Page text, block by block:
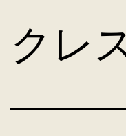
ン
テ
クレ